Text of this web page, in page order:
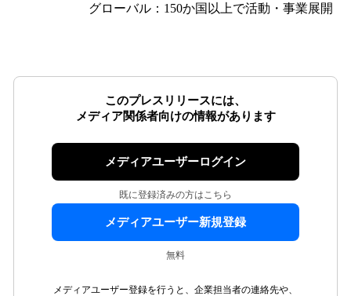
グローバル：150か国以上で活動・事業展開
このプレスリリースには、
メディア関係者向けの情報があります
メディアユーザーログイン
既に登録済みの方はこちら
メディアユーザー新規登録
無料
メディアユーザー登録を行うと、企業担当者の連絡先や、